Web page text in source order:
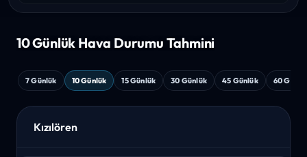
10 Günlük Hava Durumu Tahmini
7 Günlük 10 Günlük 15 Günlük 30 Günlük 45 Günlük 60
Kızılören